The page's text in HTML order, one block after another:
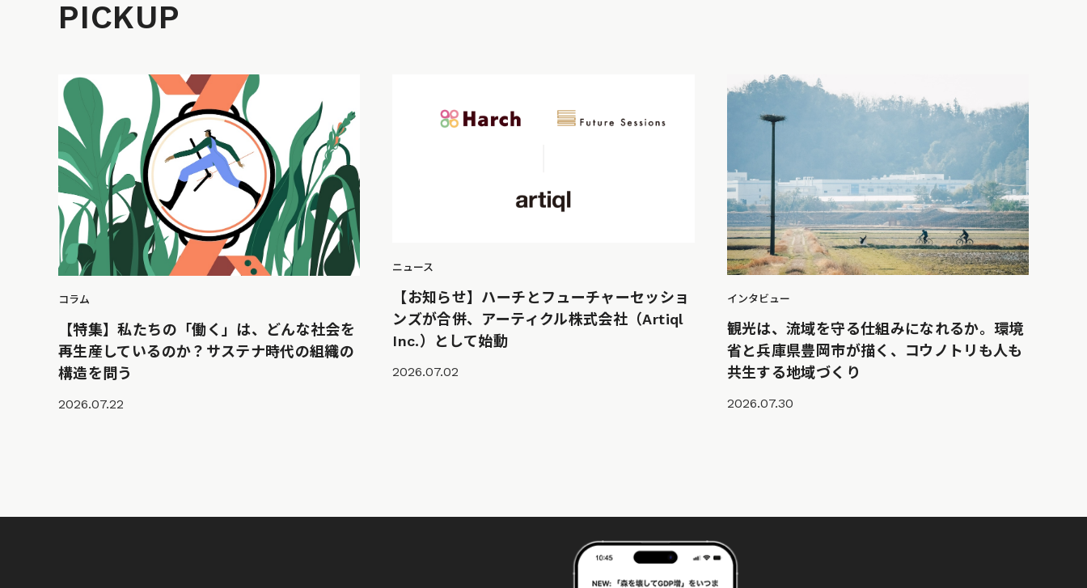
PICKUP
コラム
【特集】私たちの「働く」は、どんな社会を
再生産しているのか？サステナ時代の組織の
構造を問う
2026.07.22
ニュース
【お知らせ】ハーチとフューチャーセッショ
ンズが合併、アーティクル株式会社（Artiql
Inc.）として始動
2026.07.02
インタビュー
観光は、流域を守る仕組みになれるか。環境
省と兵庫県豊岡市が描く、コウノトリも人も
共生する地域づくり
2026.07.30